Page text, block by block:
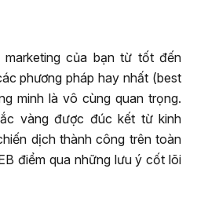
của bạn từ tốt đến
phương pháp hay nhất (best
minh là vô cùng quan trọng.
vàng được đúc kết từ kinh
dịch thành công trên toàn
điểm qua những lưu ý cốt lõi